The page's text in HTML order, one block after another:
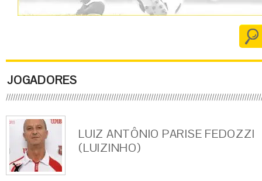
JOGADORES
LUIZ ANTÔNIO PARISE FEDOZZI
(LUIZINHO)